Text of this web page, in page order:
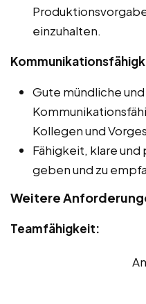
einzuhalten.
Gute mündliche
Kollegen und
Fähigkeit, klare und
geben und zu
Weitere
Teamfähigkeit: